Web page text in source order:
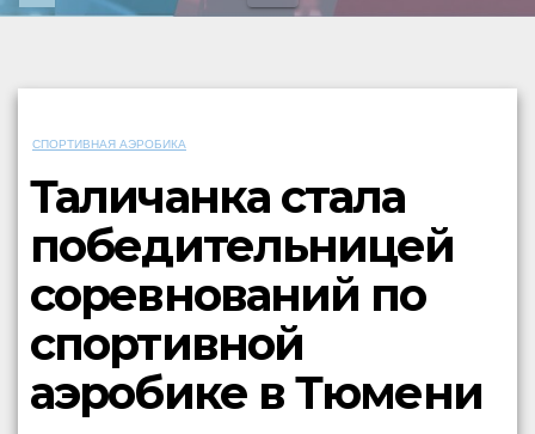
СПОРТИВНАЯ АЭРОБИКА
Таличанка стала
победительницей
соревнований по
спортивной
аэробике в Тюмени